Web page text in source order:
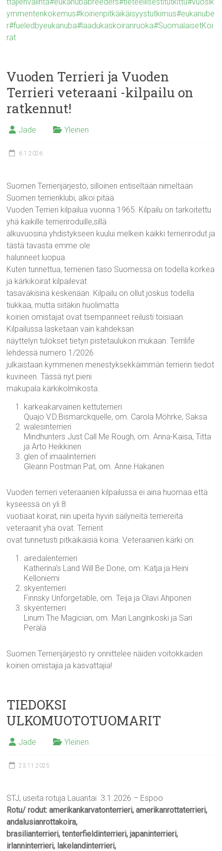
ymmentenkokemus#koirienpitkäikäisyystutkimus#eukanube
r#fueledbyeukanuba#laadukaskoiranruoka#SuomalaisetKoi
rat
Vuoden Terrieri ja Vuoden
Terrieri veteraani -kilpailu on
ratkennut!
Jade Yleinen
6.1.2026
Suomen Terrierijärjestö, silloinen entiseltään nimeltään
Suomen terrieriklubi, alkoi pitää
Vuoden Terrieri kilpailua vuonna 1965. Kilpailu on tarkoitettu
yhä kaikille terrieriroduille,sillä
alkuvuosina yhdistykseen kuului melkein kaikki terrierirodut ja
tästä tavasta emme ole
halunneet luopua.
Kuten tunnettua, terrierien taso Suomessa on todella korkea
ja kärkikoirat kilpailevat
tasaväkisinä keskenään. Kilpailu on ollut joskus todella
tiukkaa, mutta siitäkin huolimatta
koirien omistajat ovat tsempanneet reilusti toisiaan.
Kilpailussa lasketaan vain kahdeksan
näyttelyn tulokset tietyn pistetaulukon mukaan. Terrilife
lehdessä numero 1/2026
julkaistaan kymmenen menestyksekkäimmän terrierin tiedot
kuvineen. Tässä nyt pieni
makupala kärkikolmikosta.
karkeakarvainen kettuterrieri
Quajo V.D.Bismarckquelle, om. Carola Möhrke, Saksa
walesinterrieri
Mindhunters Just Call Me Rough, om. Anna-Kaisa, Titta
ja Arto Heikkinen
glen of imaalinterrieri
Gleann Postman Pat, om. Anne Hakanen
Vuoden terrieri veteraanien kilpailussa ei aina huomaa että
kyseessä on yli 8
vuotiaat koirat, niin upeita hyvin säilyneitä terriereitä
veteraanit yhä ovat. Terrierit
ovat tunnetusti pitkäikäisiä koiria. Veteraanien kärki on:
airedalenterrieri
Katherina’s Land Will Be Done, om. Katja ja Heini
Kelloniemi
skyenterrieri
Finnsky Unforgetable, om. Teija ja Olavi Ahponen
skyenterrieri
Linum The Magician, om. Mari Langinkoski ja Sari
Perälä
Suomen Terrierijärjestö ry onnittelee näiden voitokkaiden
koirien omistajia ja kasvattajia!
TIEDOKSI
ULKOMUOTOTUOMARIT
Jade Yleinen
23.11.2025
STJ, useita rotuja Lauantai 3.1.2026 – Espoo
Rotu/ rodut: amerikankarvatonterrieri, amerikanrottaterrieri,
andalusianrottakoira,
brasilianterrieri, tenterfieldinterrieri, japaninterrieri,
irlanninterrieri, lakelandinterrieri,